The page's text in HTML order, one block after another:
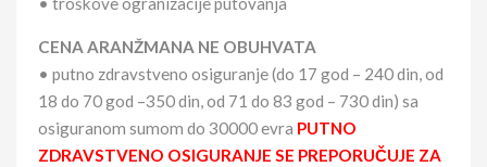
CENA ARANŽMANA NE OBUHVATA
• putno zdravstveno osiguranje (do 17 god – 240 din, od
18 do 70 god –350 din, od 71 do 83 god – 730 din) sa
osiguranom sumom do 30000 evra PUTNO
ZDRAVSTVENO OSIGURANJE SE PREPORUČUJE ZA